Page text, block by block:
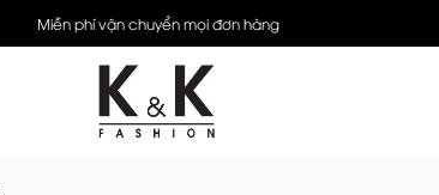
Miễn phí vận chuyển mọi đơn hàng